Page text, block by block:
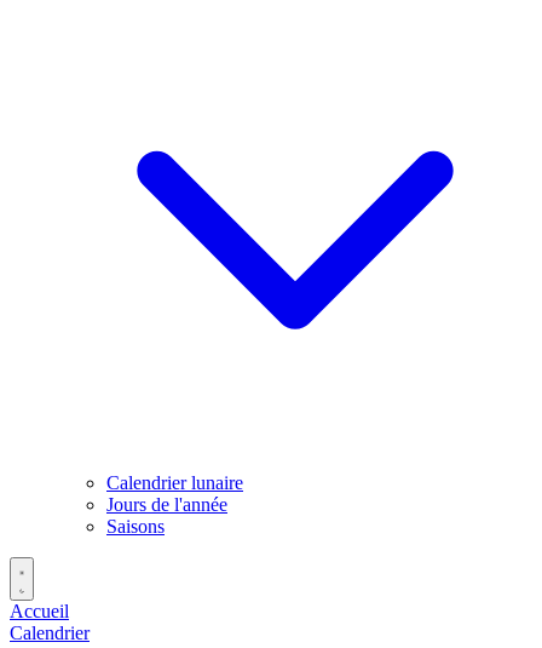
Calendrier lunaire
Jours de l'année
Saisons
Accueil
Calendrier